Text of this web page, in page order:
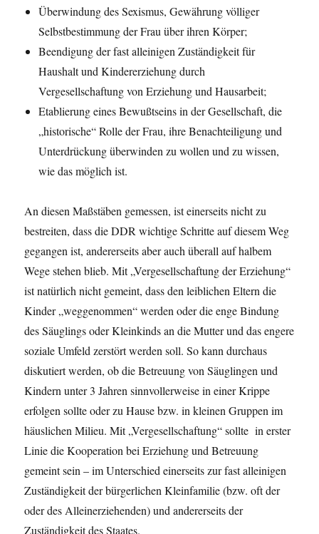
Überwindung des Sexismus, Gewährung völliger
Selbstbestimmung der Frau über ihren Körper;
Beendigung der fast alleinigen Zuständigkeit für
Haushalt und Kindererziehung durch
Vergesellschaftung von Erziehung und Hausarbeit;
Etablierung eines Bewußtseins in der Gesellschaft, die
„historische“ Rolle der Frau, ihre Benachteiligung und
Unterdrückung überwinden zu wollen und zu wissen,
wie das möglich ist.
An diesen Maßstäben gemessen, ist einerseits nicht zu
bestreiten, dass die DDR wichtige Schritte auf diesem Weg
gegangen ist, andererseits aber auch überall auf halbem
Wege stehen blieb. Mit „Vergesellschaftung der Erziehung“
ist natürlich nicht gemeint, dass den leiblichen Eltern die
Kinder „weggenommen“ werden oder die enge Bindung
des Säuglings oder Kleinkinds an die Mutter und das engere
soziale Umfeld zerstört werden soll. So kann durchaus
diskutiert werden, ob die Betreuung von Säuglingen und
Kindern unter 3 Jahren sinnvollerweise in einer Krippe
erfolgen sollte oder zu Hause bzw. in kleinen Gruppen im
häuslichen Milieu. Mit „Vergesellschaftung“ sollte in erster
Linie die Kooperation bei Erziehung und Betreuung
gemeint sein – im Unterschied einerseits zur fast alleinigen
Zuständigkeit der bürgerlichen Kleinfamilie (bzw. oft der
oder des Alleinerziehenden) und andererseits der
Zuständigkeit des Staates.